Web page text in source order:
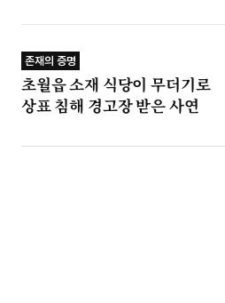
존재의 증명
초월읍 소재 식당이 무더기로
상표 침해 경고장 받은 사연